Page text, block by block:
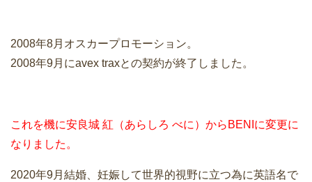
2008年8月オスカープロモーション。
2008年9月にavex traxとの契約が終了しました。
これを機に安良城 紅（あらしろ べに）からBENIに変更に
なりました。
2020年9月結婚、妊娠して世界的視野に立つ為に英語名で